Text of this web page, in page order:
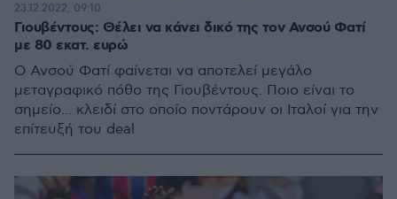
Γιουβέντους: Θέλει να κάνει δικό της τον Ανσού Φατί
με 80 εκατ. ευρώ
Ο Ανσού Φατί φαίνεται να αποτελεί μεγάλο
μεταγραφικό πόθο της Γιουβέντους. Ποιο είναι το
σημείο... κλειδί στο οποίο ποντάρουν οι Ιταλοί για την
επίτευξή του deal
23.12.2022, 09:10